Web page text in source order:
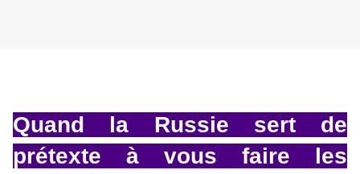
Quand la Russie sert de
prétexte à vous faire les